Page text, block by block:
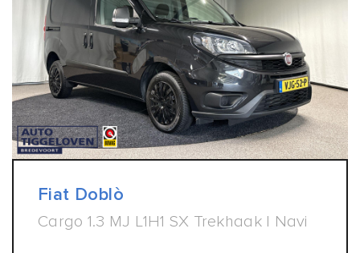
Fiat Doblò
Cargo 1.3 MJ L1H1 SX Trekhaak | Navi